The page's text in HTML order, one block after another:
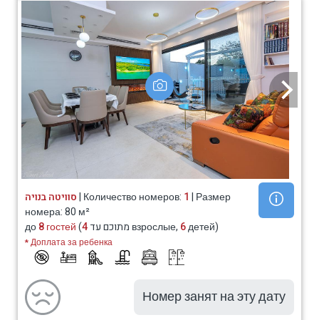
סוויטה בנויה| Количество номеров: 1 | Размер
номера: 80 м²
до8 гостей (מתוכם עד4 взрослые, 6детей)
* Доплата за ребенка
Номер занят на эту дату